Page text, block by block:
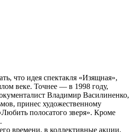
что идея спектакля «Изящная»,
веке. Точнее — в 1998 году,
Владимир Василиненко,
принес художественному
полосатого зверя». Кроме
времени, в коллективные акции,